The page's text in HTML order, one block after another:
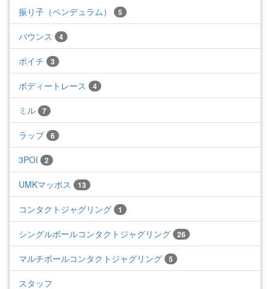
振り子（ペンデュラム） 5
バウンス 4
ポイチ 3
ボディートレース 4
ミル 7
ラップ 6
3POI 2
UMKマッポス 13
コンタクトジャグリング 1
シングルボールコンタクトジャグリング 26
マルチボールコンタクトジャグリング 5
スタッフ